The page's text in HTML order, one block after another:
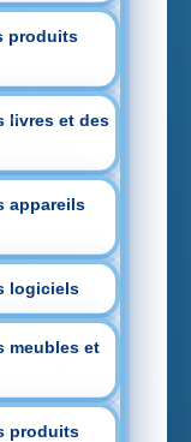
produits
livres et des
appareils
logiciels
meubles et
produits